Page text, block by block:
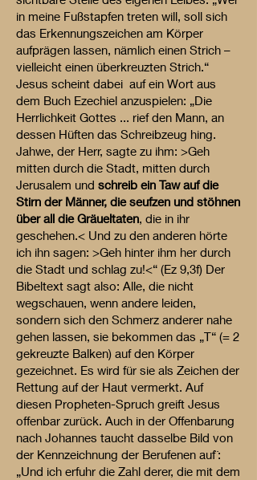
in meine Fußstapfen treten will, soll sich
das Erkennungszeichen am Körper
aufprägen lassen, nämlich einen Strich –
vielleicht einen überkreuzten Strich.“
Jesus scheint dabei auf ein Wort aus
dem Buch Ezechiel anzuspielen: „Die
Herrlichkeit Gottes ... rief den Mann, an
dessen Hüften das Schreibzeug hing.
Jahwe, der Herr, sagte zu ihm: >Geh
mitten durch die Stadt, mitten durch
Jerusalem und schreib ein Taw auf die
Stirn der Männer, die seufzen und stöhnen
über all die Gräueltaten, die in ihr
geschehen.< Und zu den anderen hörte
ich ihn sagen: >Geh hinter ihm her durch
die Stadt und schlag zu!<“ (Ez 9,3f) Der
Bibeltext sagt also: Alle, die nicht
wegschauen, wenn andere leiden,
sondern sich den Schmerz anderer nahe
gehen lassen, sie bekommen das „T“ (= 2
gekreuzte Balken) auf den Körper
gezeichnet. Es wird für sie als Zeichen der
Rettung auf der Haut vermerkt. Auf
diesen Propheten-Spruch greift Jesus
offenbar zurück. Auch in der Offenbarung
nach Johannes taucht dasselbe Bild von
der Kennzeichnung der Berufenen auf¨:
„Und ich erfuhr die Zahl derer, die mit dem